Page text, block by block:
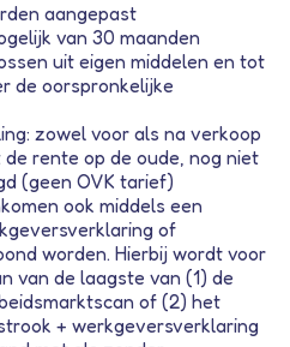
aangepast
van 30 maanden
uit eigen middelen en tot
de oorspronkelijke
zowel voor als na verkoop
rente op de oude, nog niet
(geen OVK tarief)
ook middels een
of
worden. Hierbij wordt voor
van de laagste van (1) de
of (2) het
+ werkgeversverklaring